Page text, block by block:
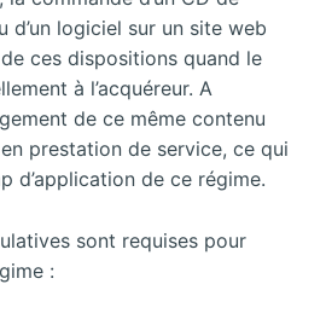
d’un logiciel sur un site web
ces dispositions quand le
à l’acquéreur. A
de ce même contenu
prestation de service, ce qui
d’application de ce régime.
sont requises pour
: